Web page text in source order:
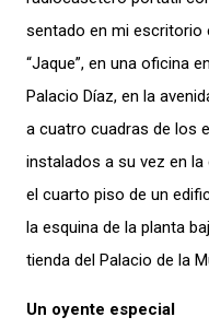
sentado en mi escritorio
“Jaque”, en una oficina
Palacio Díaz, en la
a cuatro cuadras de los
instalados a su vez en la
el cuarto piso de un
la esquina de la planta
tienda del Palacio de la
Un oyente especial